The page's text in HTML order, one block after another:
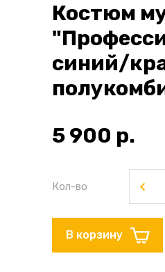
Костюм
синий/
5 900 р.
Кол-во
В корзину